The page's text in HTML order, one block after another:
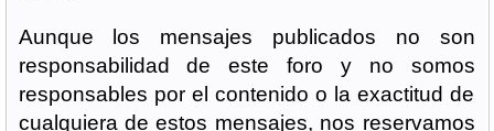
Aunque los mensajes publicados no son
responsabilidad de este foro y no somos
responsables por el contenido o la exactitud de
cualquiera de estos mensajes, nos reservamos